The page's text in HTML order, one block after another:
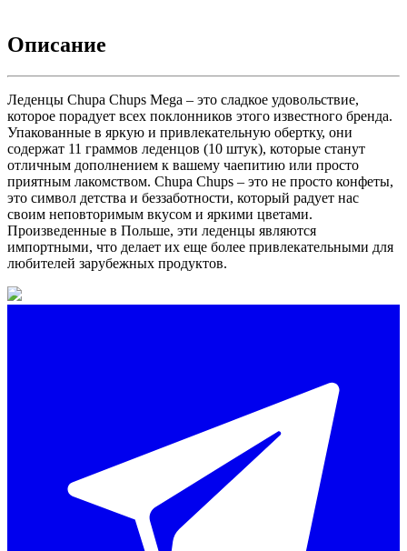
Описание
Леденцы Chupa Chups Mega – это сладкое удовольствие,
которое порадует всех поклонников этого известного бренда.
Упакованные в яркую и привлекательную обертку, они
содержат 11 граммов леденцов (10 штук), которые станут
отличным дополнением к вашему чаепитию или просто
приятным лакомством. Chupa Chups – это не просто конфеты,
это символ детства и беззаботности, который радует нас
своим неповторимым вкусом и яркими цветами.
Произведенные в Польше, эти леденцы являются
импортными, что делает их еще более привлекательными для
любителей зарубежных продуктов.